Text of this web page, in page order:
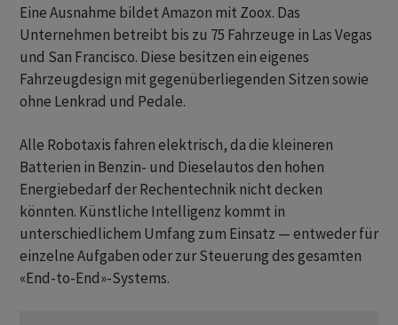
Eine Ausnahme bildet Amazon mit Zoox. Das
Unternehmen betreibt bis zu 75 Fahrzeuge in Las Vegas
und San Francisco. Diese besitzen ein eigenes
Fahrzeugdesign mit gegenüberliegenden Sitzen sowie
ohne Lenkrad und Pedale.
Alle Robotaxis fahren elektrisch, da die kleineren
Batterien in Benzin- und Dieselautos den hohen
Energiebedarf der Rechentechnik nicht decken
könnten. Künstliche Intelligenz kommt in
unterschiedlichem Umfang zum Einsatz — entweder für
einzelne Aufgaben oder zur Steuerung des gesamten
«End-to-End»-Systems.